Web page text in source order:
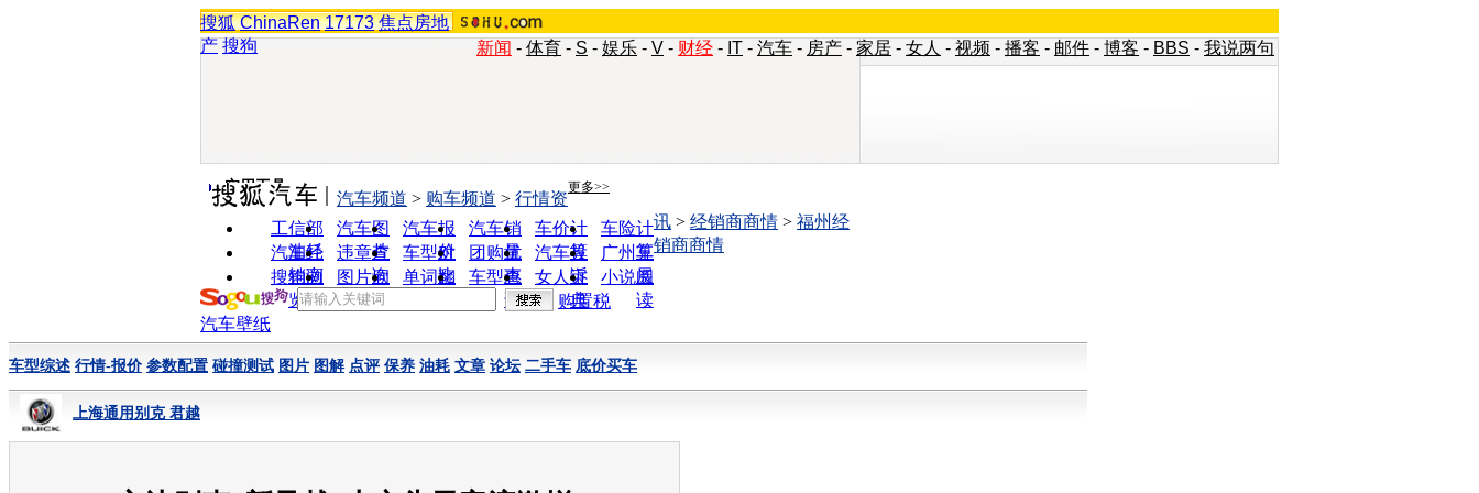
搜狐 ChinaRen 17173 焦点房地
产 搜狗 新闻 - 体育 - S - 娱乐 - V - 财经 - IT - 汽车 - 房产 - 家居 - 女人 - 视频 - 播客 - 邮件 - 博客 - BBS - 我说两句
实用工具 更多>>
工信部
油耗
汽车图
片
汽车报
价
汽车销
量
车价计
算
车险计
算
汽车经
销商
违章查
询
车型对
比
团购优
惠
汽车投
诉
广州车
展
搜狗浏
览器
图片欣
赏
单词翻
车型查
询
女人宝
典
小说阅
读
汽车频道 > 购车频道 > 行情资
讯 > 经销商商情 > 福州经
销商商情
购置税
汽车壁纸
车型综述 行情-报价 参数配置 碰撞测试 图片 图解 点评 保养 油耗 文章 论坛 二手车 底价买车
上海通用别克 君越